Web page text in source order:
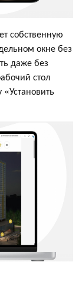
собственную
окне без
даже без
стол